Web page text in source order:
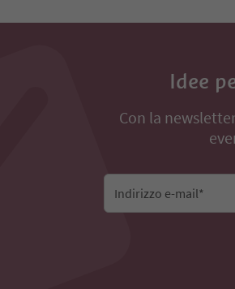
Idee
Con la
Indirizzo e-mail*